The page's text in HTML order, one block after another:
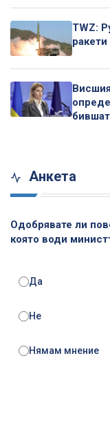
TWZ:
Анкета
Одобрявате ли
която води
Да
Не
Нямам мнение